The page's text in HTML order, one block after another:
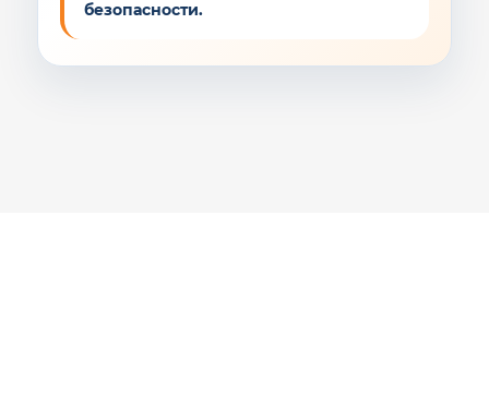
безопасности.